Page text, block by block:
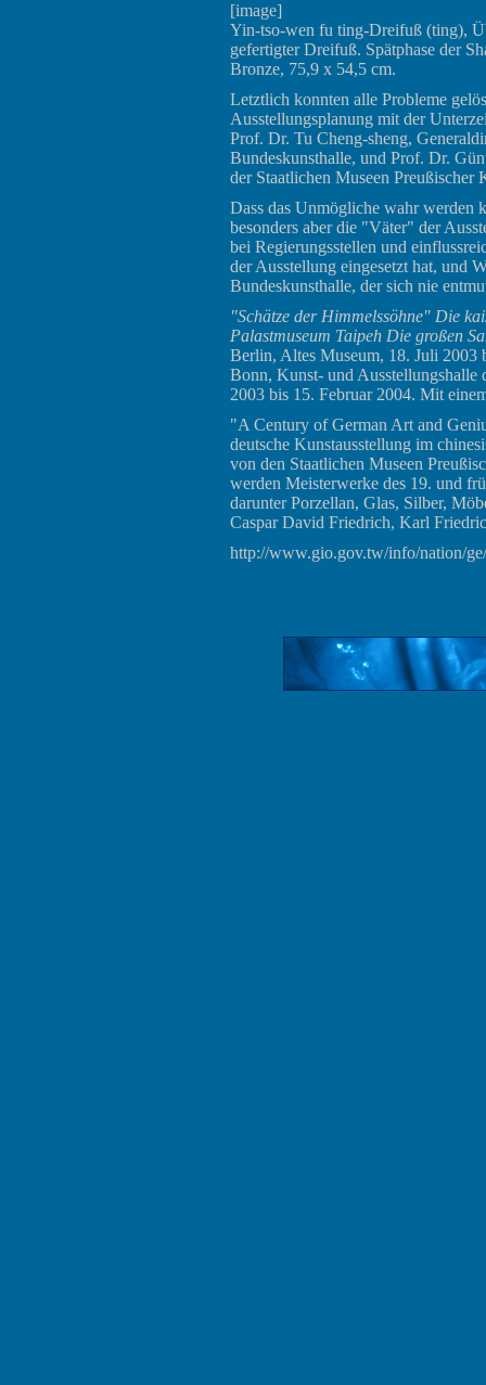
[image]
Yin-tso-wen fu ting-Dreifuß (ting),
gefertigter Dreifuß. Spätphase der
Bronze, 75,9 x 54,5 cm.
Letztlich konnten alle Probleme
Ausstellungsplanung mit der
Prof. Dr. Tu Cheng-sheng,
Bundeskunsthalle, und Prof. Dr.
der Staatlichen Museen
Dass das Unmögliche wahr werden
besonders aber die "Väter" der
bei Regierungsstellen und
der Ausstellung eingesetzt hat, und
Bundeskunsthalle, der sich nie
"Schätze der Himmelssöhne" Die
Palastmuseum Taipeh Die großen
Berlin, Altes Museum, 18. Juli 2003
Bonn, Kunst- und Ausstellungshalle
2003 bis 15. Februar 2004. Mit
"A Century of German Art and
deutsche Kunstausstellung im
von den Staatlichen Museen
werden Meisterwerke des 19. und
darunter Porzellan, Glas, Silber,
Caspar David Friedrich, Karl
http://www.gio.gov.tw/info/nation/